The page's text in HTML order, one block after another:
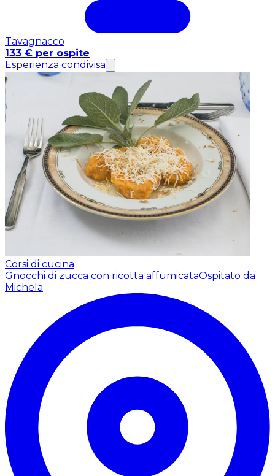
Tavagnacco
133 € per ospite
Esperienza condivisa
Corsi di cucina
Gnocchi di zucca con ricotta affumicataOspitato da
Michela